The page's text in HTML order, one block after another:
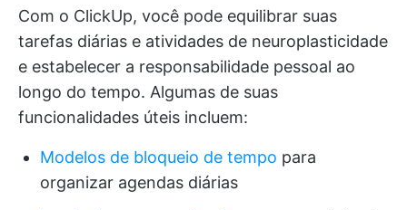
Com o ClickUp, você pode equilibrar suas
tarefas diárias e atividades de neuroplasticidade
e estabelecer a responsabilidade pessoal ao
longo do tempo. Algumas de suas
funcionalidades úteis incluem:
Modelos de bloqueio de tempo para
organizar agendas diárias